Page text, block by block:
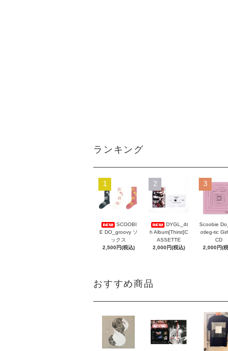
ランキング
1
SCOOBI
E DO_groovy ソ
ックス
2,500円(税込)
2
DYGL_4t
h Album[Thirst]C
ASSETTE
2,000円(税込)
3
Scoobie
otleg-tic
CD
2,000円(
おすすめ商品